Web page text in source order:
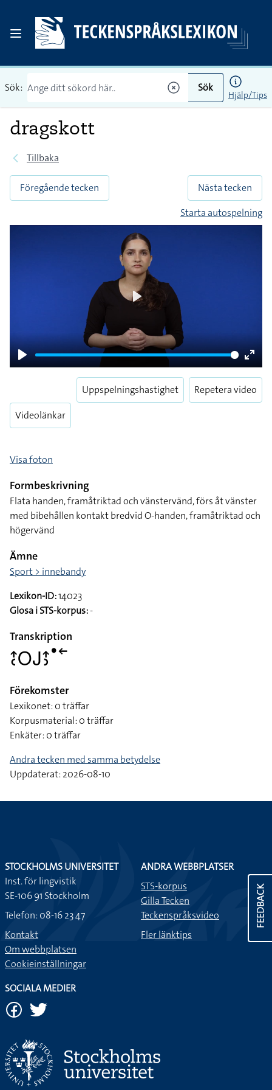
Sök: Sök
Hjälp/Tips
dragskott
Tillbaka
Föregående tecken
Nästa tecken
Starta autospelning
Play
Enter
Play
Videolänkar
Uppspelningshastighet Repetera video
Visa foton
Formbeskrivning
Flata handen, framåtriktad och vänstervänd, förs åt vänster
med bibehållen kontakt bredvid O-handen, framåtriktad och
högervänd
Ämne
Sport > innebandy
Lexikon-ID:14023
Glosa i STS-korpus:-
Transkription
􌤴􌥗􌥆􌤢􌤴􌤶􌤟􌥢
Förekomster
Lexikonet: 0 träffar
Korpusmaterial: 0 träffar
Enkäter: 0 träffar
Andra tecken med samma betydelse
Uppdaterat: 2026-08-10
FEEDBACK
STOCKHOLMS UNIVERSITET
Inst. för lingvistik
SE-106 91 Stockholm
Telefon: 08-16 23 47
Kontakt
Om webbplatsen
Cookieinställningar
ANDRA WEBBPLATSER
STS-korpus
Gilla Tecken
Teckenspråksvideo
Fler länktips
SOCIALA MEDIER